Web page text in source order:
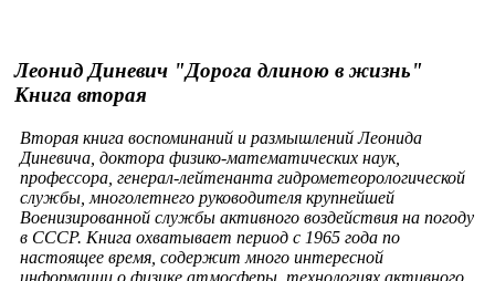
Леонид Диневич "Дорога длиною в жизнь"
Книга вторая
Вторая книга воспоминаний и размышлений Леонида
Диневича, доктора физико-математических наук,
профессора, генерал-лейтенанта гидрометеорологической
службы, многолетнего руководителя крупнейшей
Военизированной службы активного воздействия на погоду
в СССР. Книга охватывает период с 1965 года по
настоящее время, содержит много интересной
информации о физике атмосферы, технологиях активного